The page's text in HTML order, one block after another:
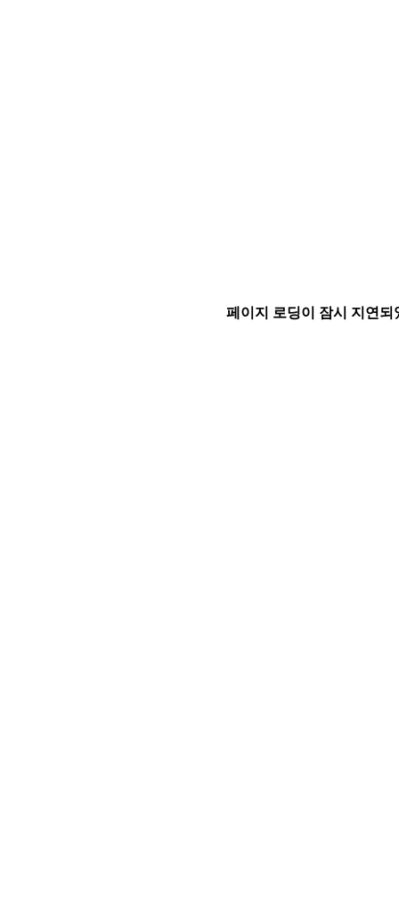
페이지 로딩이 잠시 지연